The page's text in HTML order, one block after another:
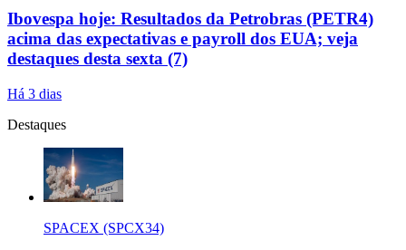
Ibovespa hoje: Resultados da Petrobras (PETR4)
acima das expectativas e payroll dos EUA; veja
destaques desta sexta (7)
Há 3 dias
Destaques
SPACEX (SPCX34)